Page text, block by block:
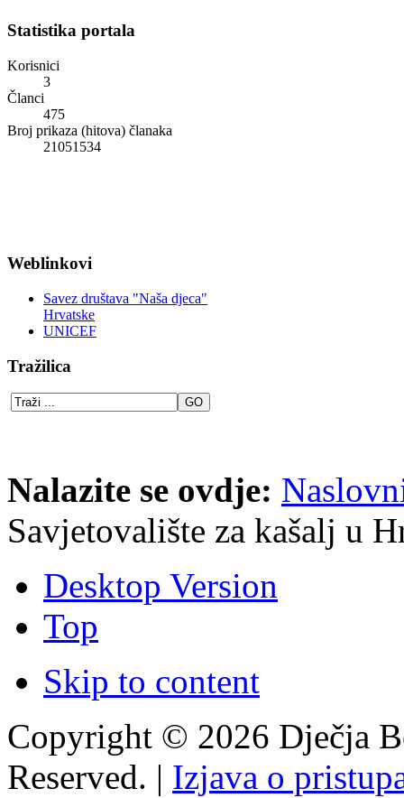
Statistika portala
Korisnici
3
Članci
475
Broj prikaza (hitova) članaka
21051534
Weblinkovi
Savez društava "Naša djeca"
Hrvatske
UNICEF
Tražilica
Nalazite se ovdje:
Savjetovalište za kašalj u
Desktop Version
Top
Skip to content
Copyright © 2026 Dječja
Reserved. | Izjava o